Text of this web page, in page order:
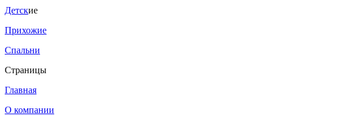
Детские
Прихожие
Спальни
Страницы
Главная
О компании